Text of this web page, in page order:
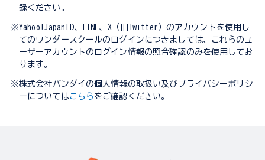
録ください。
※Yahoo!JapanID、LINE、X（旧Twitter）のアカウントを使用し
てのワンダースクールのログインにつきましては、これらのユ
ーザーアカウントのログイン情報の照合確認のみを使用してお
ります。
※株式会社バンダイの個人情報の取扱い及びプライバシーポリシ
ーについてはこちら をご確認ください。